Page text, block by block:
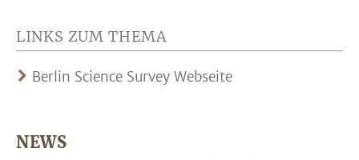
LINKS ZUM THEMA
Berlin Science Survey Webseite
NEWS